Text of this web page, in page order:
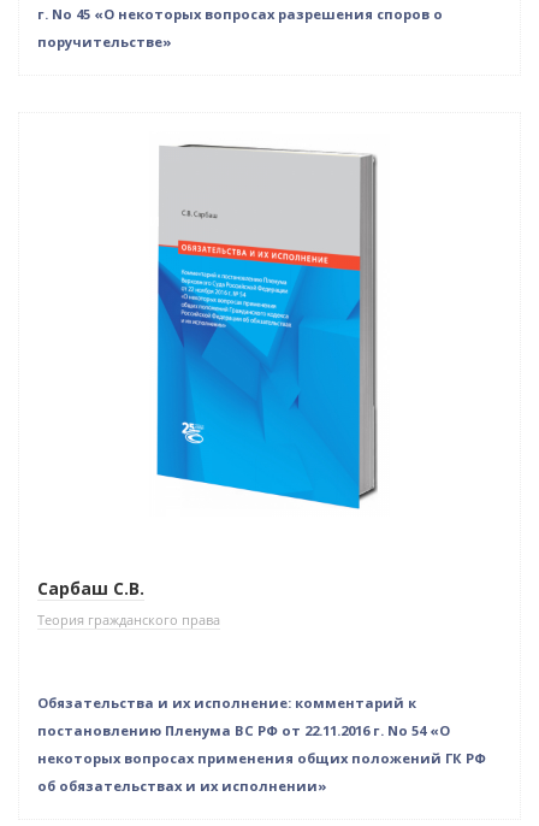
г. No 45 «О некоторых вопросах разрешения споров о
поручительстве»
Сарбаш С.В.
Теория гражданского права
Обязательства и их исполнение: комментарий к
постановлению Пленума ВС РФ от 22.11.2016 г. No 54 «О
некоторых вопросах применения общих положений ГК РФ
об обязательствах и их исполнении»